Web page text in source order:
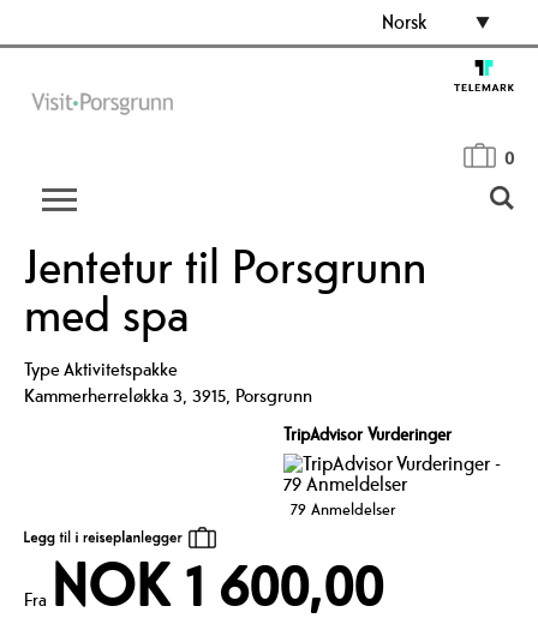
Norsk
0
Jentetur til Porsgrunn
med spa
TypeAktivitetspakke
Kammerherreløkka 3, 3915, Porsgrunn
TripAdvisor Vurderinger
79 Anmeldelser
Fra NOK 1 600,00